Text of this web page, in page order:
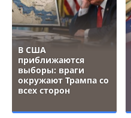
В США
приближаются
выборы: враги
окружают Трампа со
всех сторон